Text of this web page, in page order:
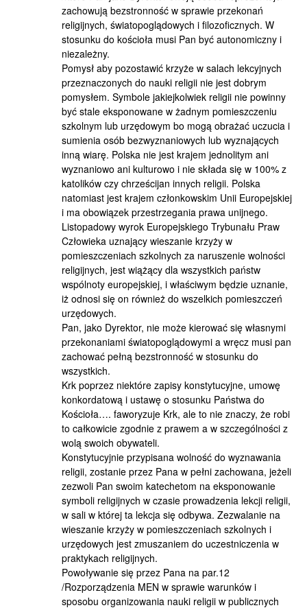
zachowują bezstronność w sprawie przekonań
religijnych, światopoglądowych i filozoficznych. W
stosunku do kościoła musi Pan być autonomiczny i
niezależny.
Pomysł aby pozostawić krzyże w salach lekcyjnych
przeznaczonych do nauki religii nie jest dobrym
pomysłem. Symbole jakiejkolwiek religii nie powinny
być stale eksponowane w żadnym pomieszczeniu
szkolnym lub urzędowym bo mogą obrażać uczucia i
sumienia osób bezwyznaniowych lub wyznających
inną wiarę. Polska nie jest krajem jednolitym ani
wyznaniowo ani kulturowo i nie składa się w 100% z
katolików czy chrześcijan innych religii. Polska
natomiast jest krajem członkowskim Unii Europejskiej
i ma obowiązek przestrzegania prawa unijnego.
Listopadowy wyrok Europejskiego Trybunału Praw
Człowieka uznający wieszanie krzyży w
pomieszczeniach szkolnych za naruszenie wolności
religijnych, jest wiążący dla wszystkich państw
wspólnoty europejskiej, i właściwym będzie uznanie,
iż odnosi się on również do wszelkich pomieszczeń
urzędowych.
Pan, jako Dyrektor, nie może kierować się własnymi
przekonaniami światopoglądowymi a wręcz musi pan
zachować pełną bezstronność w stosunku do
wszystkich.
Krk poprzez niektóre zapisy konstytucyjne, umowę
konkordatową i ustawę o stosunku Państwa do
Kościoła…. faworyzuje Krk, ale to nie znaczy, że robi
to całkowicie zgodnie z prawem a w szczególności z
wolą swoich obywateli.
Konstytucyjnie przypisana wolność do wyznawania
religii, zostanie przez Pana w pełni zachowana, jeżeli
zezwoli Pan swoim katechetom na eksponowanie
symboli religijnych w czasie prowadzenia lekcji religii,
w sali w której ta lekcja się odbywa. Zezwalanie na
wieszanie krzyży w pomieszczeniach szkolnych i
urzędowych jest zmuszaniem do uczestniczenia w
praktykach religijnych.
Powoływanie się przez Pana na par.12
/Rozporządzenia MEN w sprawie warunków i
sposobu organizowania nauki religii w publicznych